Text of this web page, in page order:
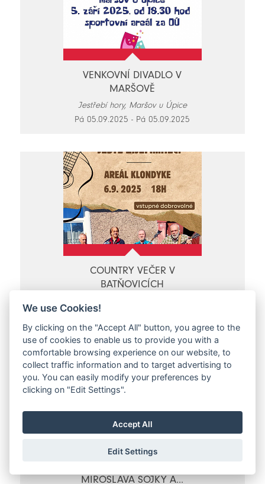
VENKOVNÍ DIVADLO V
MARŠOVĚ
Jestřebí hory, Maršov u Úpice
Pá 05.09.2025 - Pá 05.09.2025
COUNTRY VEČER V
BATŇOVICÍCH
So 06.09.2025 - So 06.09.2025
MIROSLAVA SOJKY A...
We use Cookies!
By clicking on the "Accept All" button, you agree to the
use of cookies to enable us to provide you with a
comfortable browsing experience on our website, to
collect traffic information and to target advertising to
you. You can easily modify your preferences by
clicking on "Edit Settings".
Accept All
Edit Settings